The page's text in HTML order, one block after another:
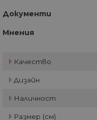
Документи
Мнения
Качество
Дизайн
Наличност
Размер (см)